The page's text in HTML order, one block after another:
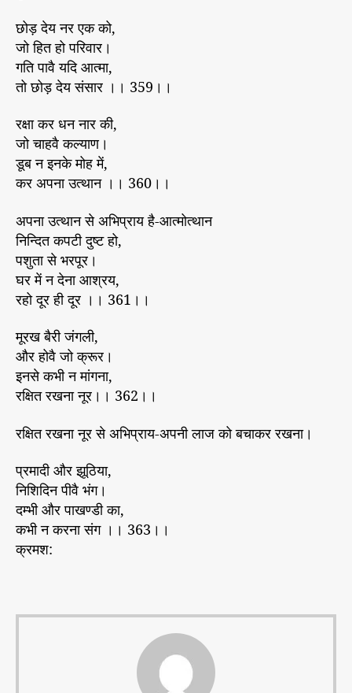
छोड़ देय नर एक को,
जो हित हो परिवार।
गति पावै यदि आत्मा,
तो छोड़ देय संसार ।। 359।।
रक्षा कर धन नार की,
जो चाहवै कल्याण।
डूब न इनके मोह में,
कर अपना उत्थान ।। 360।।
अपना उत्थान से अभिप्राय है-आत्मोत्थान
निन्दित कपटी दुष्ट हो,
पशुता से भरपूर।
घर में न देना आश्रय,
रहो दूर ही दूर ।। 361।।
मूरख बैरी जंगली,
और होवै जो क्रूर।
इनसे कभी न मांगना,
रक्षित रखना नूर।। 362।।
रक्षित रखना नूर से अभिप्राय-अपनी लाज को बचाकर रखना।
प्रमादी और झूठिया,
निशिदिन पीवै भंग।
दम्भी और पाखण्डी का,
कभी न करना संग ।। 363।।
क्रमश: